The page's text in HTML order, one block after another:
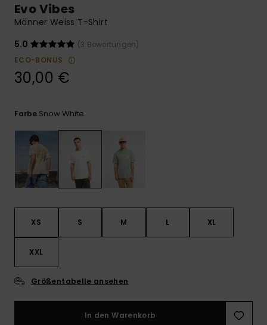
Finden Sie
die häufigsten
Fragen sowie
Evo Vibes
Männer Weiss T-Shirt
5.0
(3 Bewertungen)
ECO-BONUS
30,00 €
Farbe Snow White
XS S M L XL
XXL
Größentabelle ansehen
In den Warenkorb